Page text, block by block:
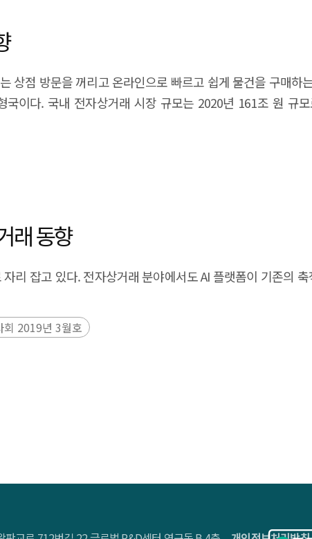
상점 방문을 꺼리고 온라인으로 빠르고 쉽게 물건을 구매하
이다. 국내 전자상거래 시장 규모는 2020년 161조 원 규모
13%, 이베이코리아 12% 순이고, 2016년 이베이코리아
다.
래 동향
리 잡고 있다. 전자상거래 분야에서도 AI 플랫폼이 기존의
회 2019년 3월호